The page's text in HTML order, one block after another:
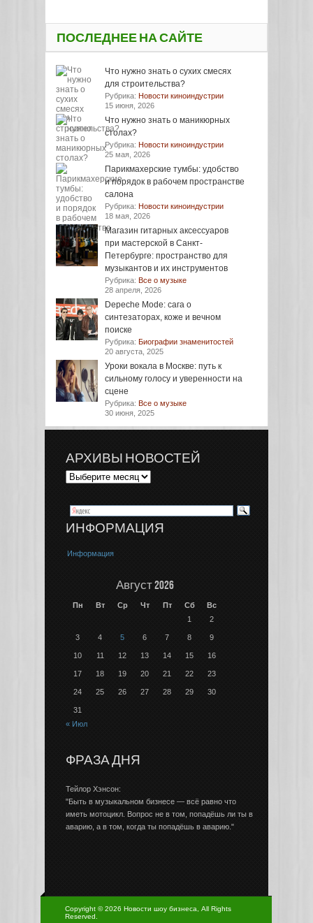
ПОСЛЕДНЕЕ НА САЙТЕ
Что нужно знать о сухих смесях
для строительства?
Рубрика: Новости киноиндустрии
15 июня, 2026
Что нужно знать о маникюрных
столах?
Рубрика: Новости киноиндустрии
25 мая, 2026
Парикмахерские тумбы: удобство
и порядок в рабочем пространстве
салона
Рубрика: Новости киноиндустрии
18 мая, 2026
Магазин гитарных аксессуаров
при мастерской в Санкт-
Петербурге: пространство для
музыкантов и их инструментов
Рубрика: Все о музыке
28 апреля, 2026
Depeche Mode: сага о
синтезаторах, коже и вечном
поиске
Рубрика: Биографии знаменитостей
20 августа, 2025
Уроки вокала в Москве: путь к
сильному голосу и уверенности на
сцене
Рубрика: Все о музыке
30 июня, 2025
АРХИВЫ НОВОСТЕЙ
ИНФОРМАЦИЯ
Информация
Август 2026
Пн Вт Ср Чт Пт Сб
Вс
1
2
3 4 5 6 7 8 9
10 11 12 13 14 15 16
17 18 19 20 21 22 23
24 25 26 27 28 29 30
31
« Июл
ФРАЗА ДНЯ
Тейлор Хэнсон:
"Быть в музыкальном бизнесе — всё равно что
иметь мотоцикл. Вопрос не в том, попадёшь ли ты в
аварию, а в том, когда ты попадёшь в аварию."
Copyright © 2026 Новости шоу бизнеса, All Rights
Reserved.